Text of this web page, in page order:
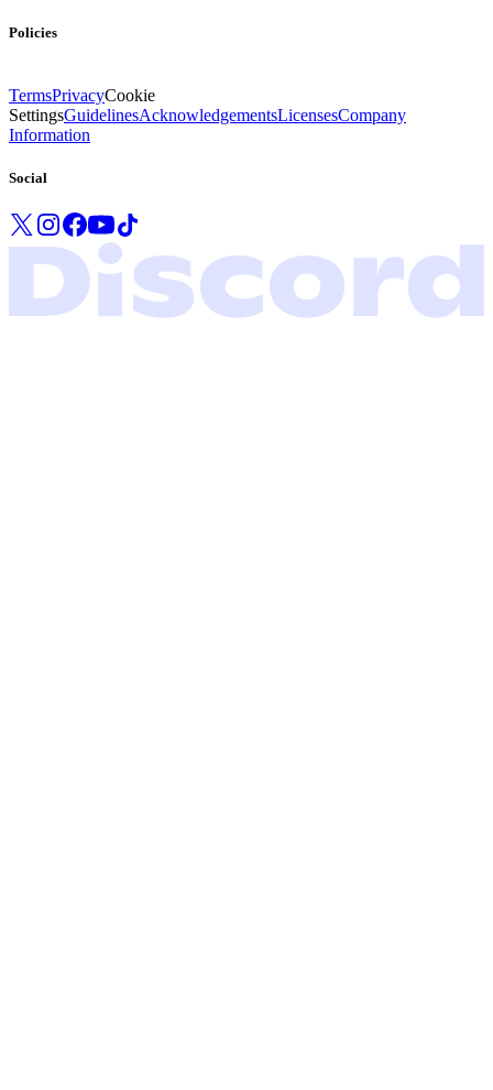
Policies
TermsPrivacyCookie
SettingsGuidelinesAcknowledgementsLicensesCompany
Information
Social